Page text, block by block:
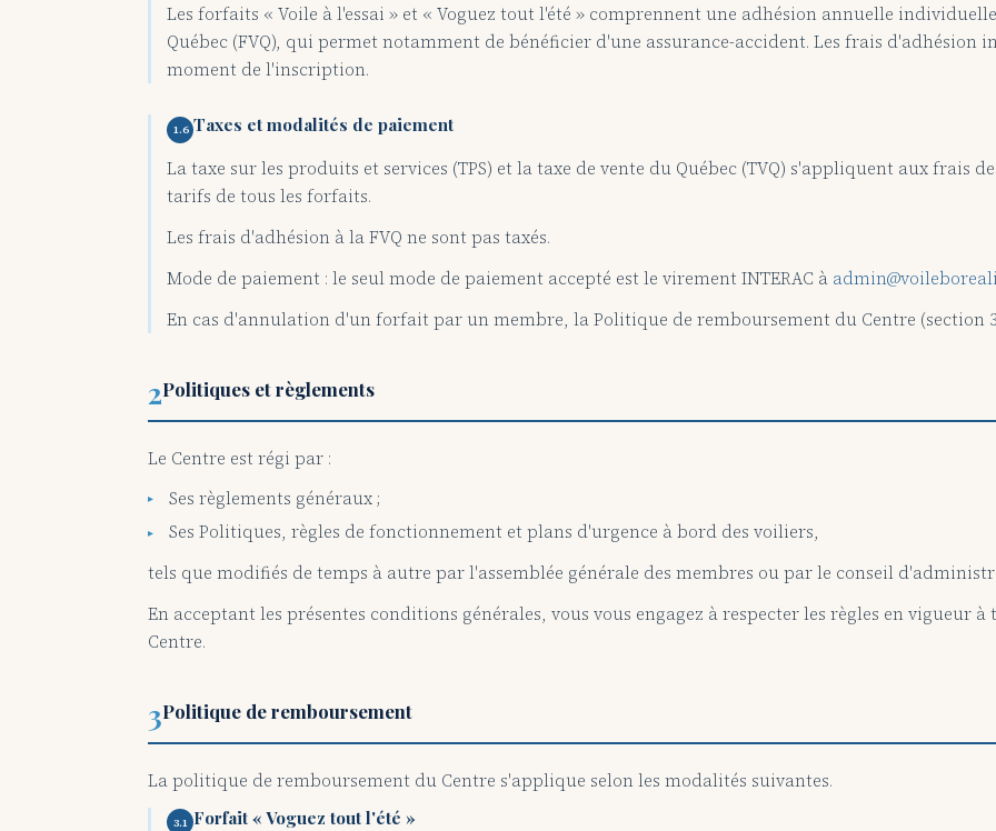
Les forfaits « Voile à l'essai » et « Voguez tout l'été » comprennent une adhésion annuelle
Québec (FVQ), qui permet notamment de bénéficier d'une assurance-accident. Les frais d'adhésion
moment de l'inscription.
1.6 Taxes et modalités de paiement
La taxe sur les produits et services (TPS) et la taxe de vente du Québec (TVQ) s'appliquent aux frais
tarifs de tous les forfaits.
Les frais d'adhésion à la FVQ ne sont pas taxés.
Mode de paiement : le seul mode de paiement accepté est le virement INTERAC à
En cas d'annulation d'un forfait par un membre, la Politique de remboursement du Centre (section
2Politiques et règlements
Le Centre est régi par :
Ses règlements généraux ;
Ses Politiques, règles de fonctionnement et plans d'urgence à bord des voiliers,
tels que modifiés de temps à autre par l'assemblée générale des membres ou par le conseil
En acceptant les présentes conditions générales, vous vous engagez à respecter les règles en vigueur
Centre.
3Politique de remboursement
La politique de remboursement du Centre s'applique selon les modalités suivantes.
3.1 Forfait « Voguez tout l'été »